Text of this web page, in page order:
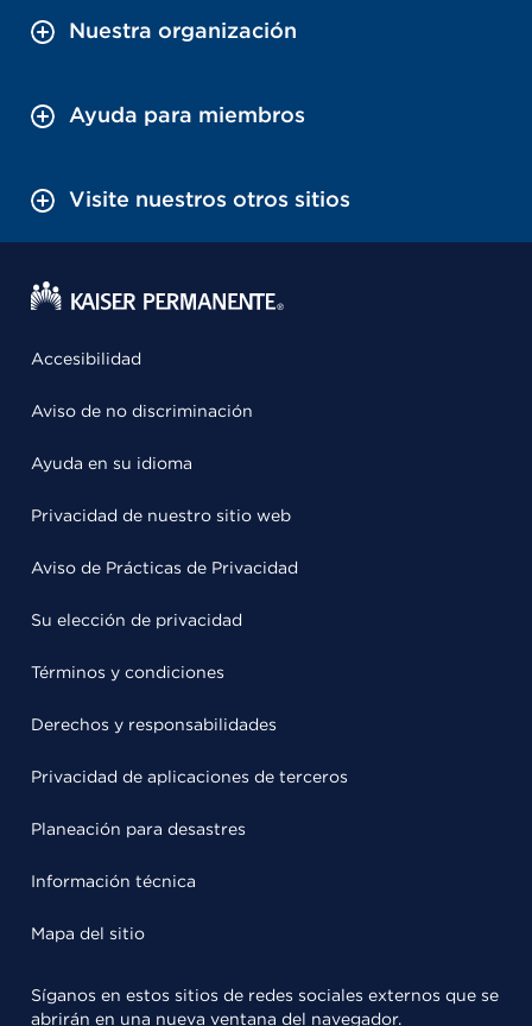
Nuestra organización
Ayuda para miembros
Visite nuestros otros sitios
Accesibilidad
Aviso de no discriminación
Ayuda en su idioma
Privacidad de nuestro sitio web
Aviso de Prácticas de Privacidad
Su elección de privacidad
Términos y condiciones
Derechos y responsabilidades
Privacidad de aplicaciones de terceros
Planeación para desastres
Información técnica
Mapa del sitio
Síganos en estos sitios de redes sociales externos que se
abrirán en una nueva ventana del navegador.